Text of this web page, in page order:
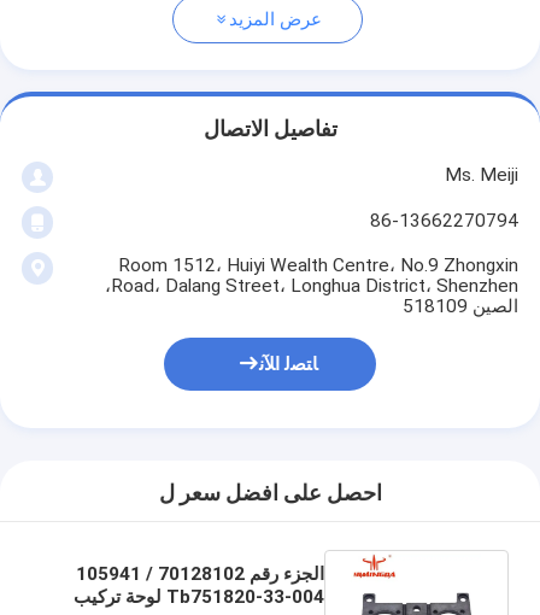
عرض المزيد
تفاصيل الاتصال
Ms. Meiji
86-13662270794
Room 1512، Huiyi Wealth Centre، No.9 Zhongxin
Road، Dalang Street، Longhua District، Shenzhen،
الصين 518109
ﺎﺘﺼﻟ ﺍﻶﻧ
احصل على افضل سعر ل
الجزء رقم 70128102 / 105941
Tb751820-33-004 لوحة تركيب